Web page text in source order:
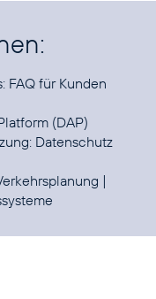
FAQ für Kunden
(DAP)
Datenschutz
|